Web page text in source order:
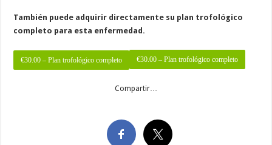
También puede adquirir directamente su plan trofológico
completo para esta enfermedad.
€30.00 – Plan trofológico completo
Compartir…